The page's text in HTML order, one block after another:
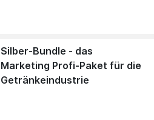
Silber-Bundle - das
Marketing Profi-Paket für die
Getränkeindustrie